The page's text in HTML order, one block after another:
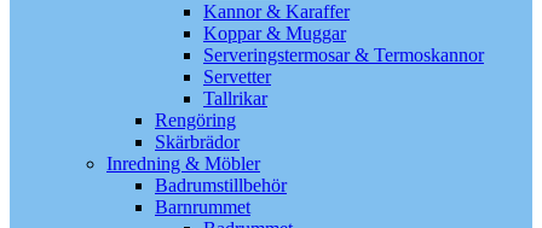
Kannor & Karaffer
Koppar & Muggar
Serveringstermosar & Termoskannor
Servetter
Tallrikar
Rengöring
Skärbrädor
Inredning & Möbler
Badrumstillbehör
Barnrummet